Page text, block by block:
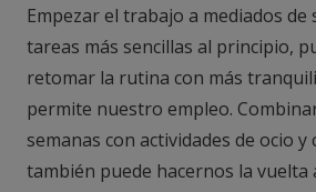
Empezar el trabajo a mediados de
tareas más sencillas al principio,
retomar la rutina con más
permite nuestro empleo.
semanas con actividades de ocio y
también puede hacernos la vuelta